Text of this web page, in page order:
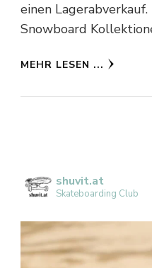
einen
Snowboard
MEHR LESEN ...
shuvit.at
Skateboarding Club